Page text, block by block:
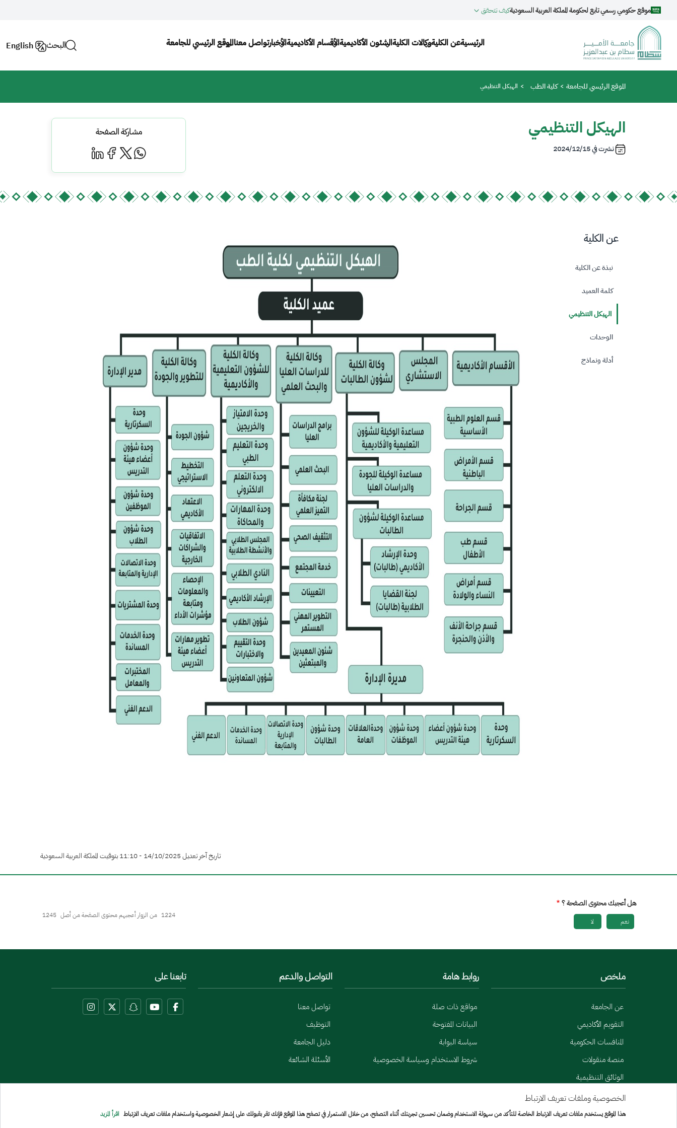
تجاوز إلى المحتوى الرئيسي
موقع حكومي رسمي تابع لحكومة المملكة العربية السعوديةكيف تتحقق
Main navigation
الرئيسيةعن الكليةوكالات الكليةالشئون الأكاديميةالأقسام الأكاديميةالأخبارتواصل معناالموقع الرئيسي للجامعة البحث English
مسار التنقل
الموقع الرئيسي للجامعة كلية الطب الهيكل التنظيمي
الهيكل التنظيمي
نشرت في2024/12/15
مشاركة الصفحة
عن الكلية
نبذة عن الكلية
كلمة العميد
الهيكل التنظيمي
الوحدات
أدلة ونماذج
تاريخ آخر تعديل 14/10/2025 - 11:10 بتوقيت المملكة العربية السعودية
هل أعجبك محتوى الصفحة ؟
نعم لا
1224 من الزوار أعجبهم محتوى الصفحة من أصل 1245
ملخص
عن الجامعة
التقويم الأكاديمي
المنافسات الحكومية
منصة منقولات
الوثائق التنظيمية
روابط هامة
مواقع ذات صلة
البيانات المفتوحة
سياسة البوابة
شروط الاستخدام وسياسة الخصوصية
التواصل والدعم
تواصل معنا
التوظيف
دليل الجامعة
الأسئلة الشائعة
تابعنا على
Menu Copyright
خريطة الموقع
الخصوصية وملفات تعريف الارتباط
هذا الموقع يستخدم ملفات تعريف الارتباط الخاصة للتأكد من سهولة الاستخدام وضمان تحسين تجربتك أثناء التصفح، من خلال الاستمرار في تصفح هذا الموقع فإنك تقر بقبولك على إشعار الخصوصية واستخدام ملفات تعريف الارتباط اقرأ المزيد